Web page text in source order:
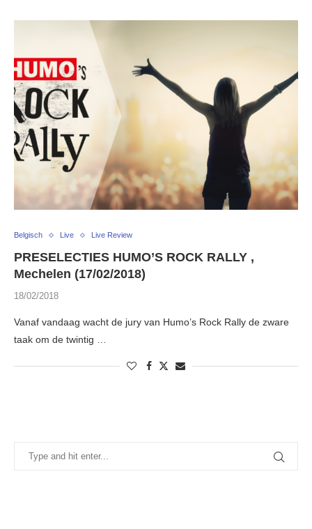
Belgisch Live Live Review
PRESELECTIES HUMO’S ROCK RALLY ,
Mechelen (17/02/2018)
18/02/2018
Vanaf vandaag wacht de jury van Humo’s Rock Rally de zware
taak om de twintig …